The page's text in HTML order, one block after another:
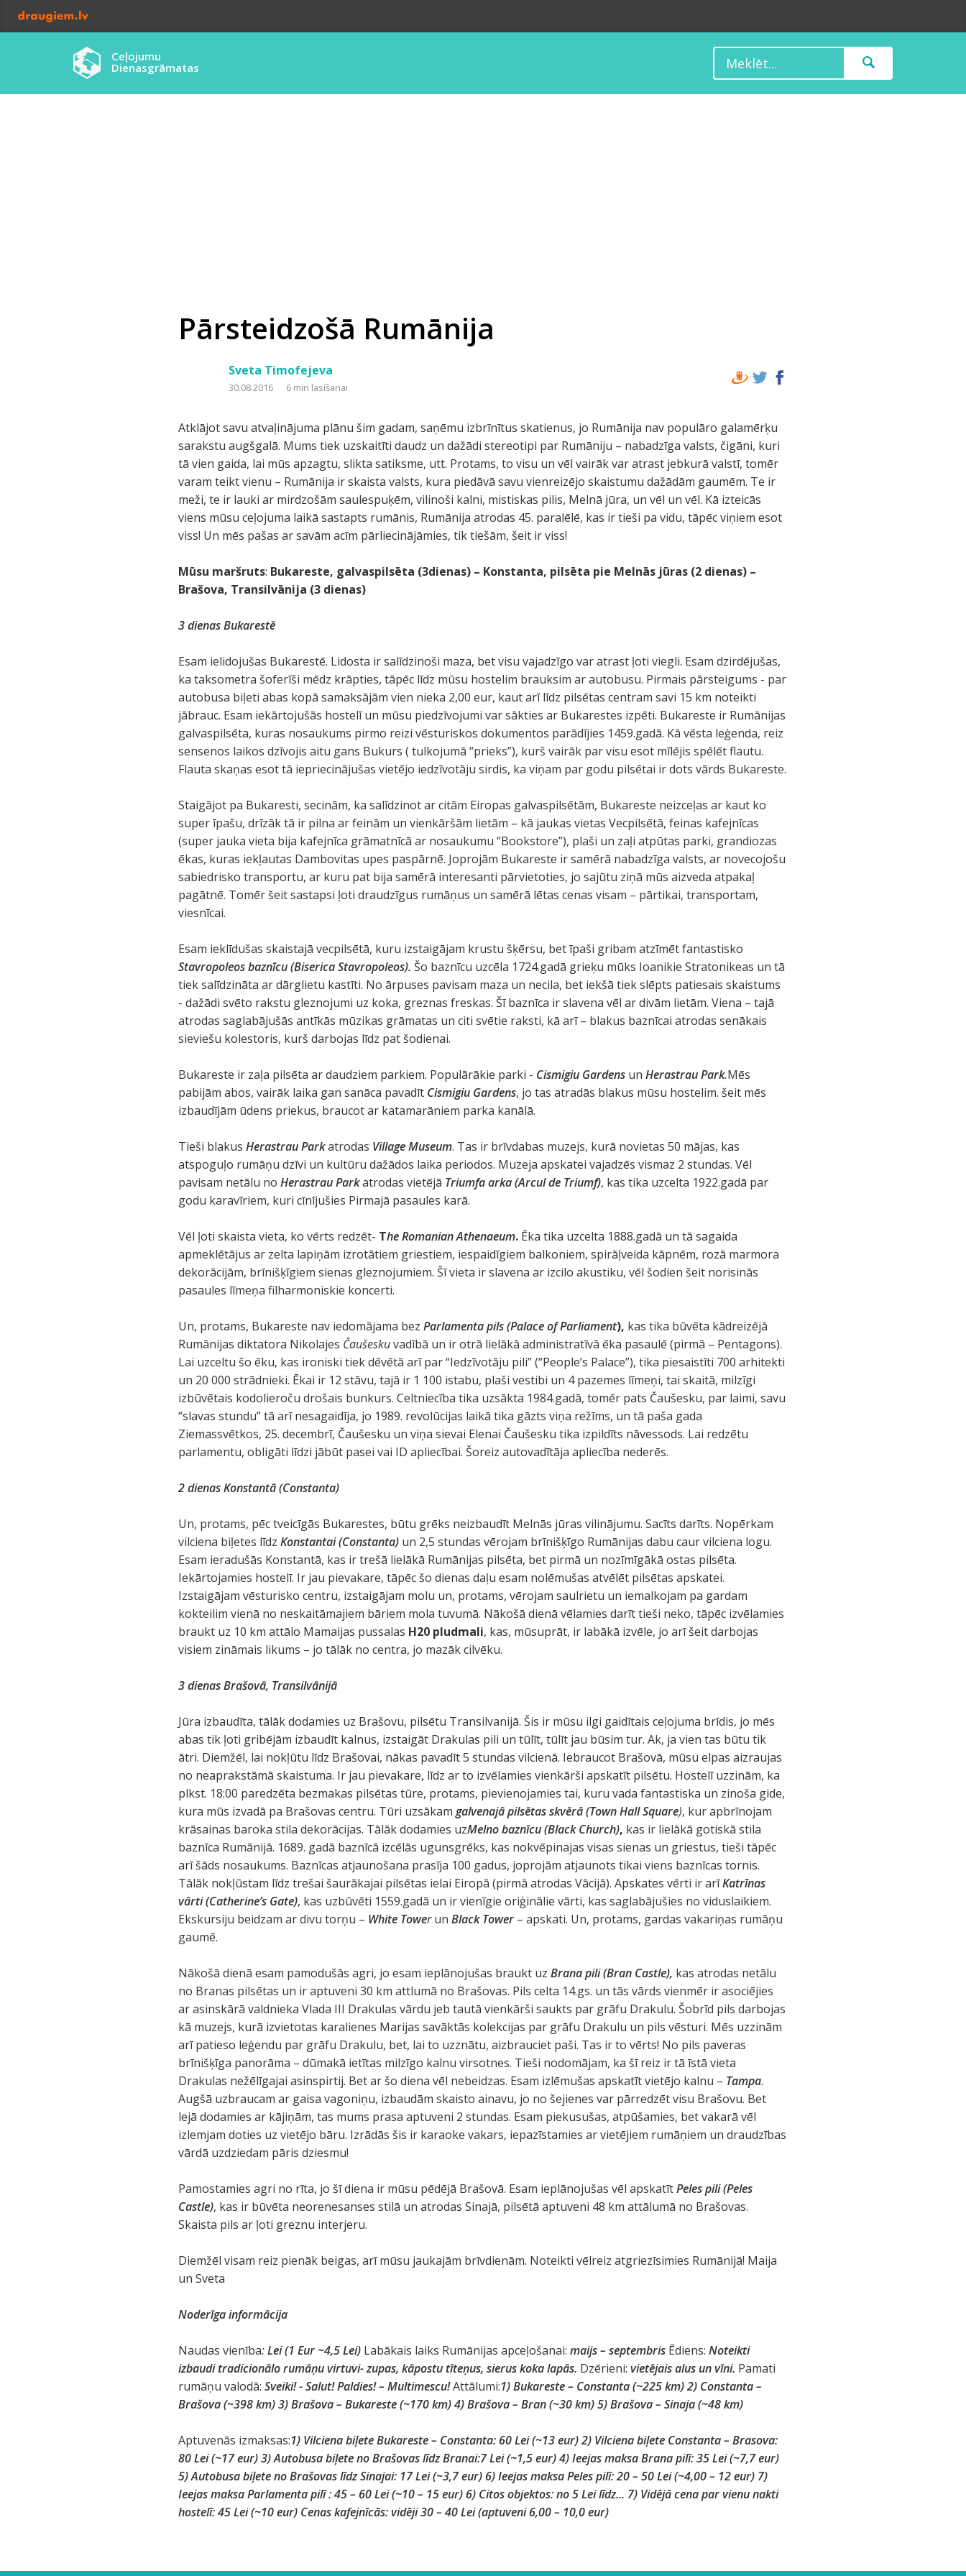
Ceļojumu
Dienasgrāmatas
Pārsteidzošā Rumānija
Sveta Timofejeva
30.08.2016 6 min lasīšanai
Atklājot savu atvaļinājuma plānu šim gadam, saņēmu izbrīnītus skatienus, jo Rumānija nav populāro galamērķu
sarakstu augšgalā. Mums tiek uzskaitīti daudz un dažādi stereotipi par Rumāniju – nabadzīga valsts, čigāni, kuri
tā vien gaida, lai mūs apzagtu, slikta satiksme, utt. Protams, to visu un vēl vairāk var atrast jebkurā valstī, tomēr
varam teikt vienu – Rumānija ir skaista valsts, kura piedāvā savu vienreizējo skaistumu dažādām gaumēm. Te ir
meži, te ir lauki ar mirdzošām saulespuķēm, vilinoši kalni, mistiskas pilis, Melnā jūra, un vēl un vēl. Kā izteicās
viens mūsu ceļojuma laikā sastapts rumānis, Rumānija atrodas 45. paralēlē, kas ir tieši pa vidu, tāpēc viņiem esot
viss! Un mēs pašas ar savām acīm pārliecinājāmies, tik tiešām, šeit ir viss!
Mūsu maršruts: Bukareste, galvaspilsēta (3dienas) – Konstanta, pilsēta pie Melnās jūras (2 dienas) –
Brašova, Transilvānija (3 dienas)
3dienasBukarestē
Esam ielidojušas Bukarestē. Lidosta ir salīdzinoši maza, bet visu vajadzīgo var atrast ļoti viegli. Esam dzirdējušas,
ka taksometra šoferīši mēdz krāpties, tāpēc līdz mūsu hostelim brauksim ar autobusu. Pirmais pārsteigums - par
autobusa biļeti abas kopā samaksājām vien nieka 2,00 eur, kaut arī līdz pilsētas centram savi 15 km noteikti
jābrauc. Esam iekārtojušās hostelī un mūsu piedzīvojumi var sākties ar Bukarestes izpēti. Bukareste ir Rumānijas
galvaspilsēta, kuras nosaukums pirmo reizi vēsturiskos dokumentos parādījies 1459.gadā. Kā vēsta leģenda, reiz
sensenos laikos dzīvojis aitu gans Bukurs ( tulkojumā “prieks”), kurš vairāk par visu esot mīlējis spēlēt flautu.
Flauta skaņas esot tā iepriecinājušas vietējo iedzīvotāju sirdis, ka viņam par godu pilsētai ir dots vārds Bukareste.
Staigājot pa Bukaresti, secinām, ka salīdzinot ar citām Eiropas galvaspilsētām, Bukareste neizceļas ar kaut ko
super īpašu, drīzāk tā ir pilna ar feinām un vienkāršām lietām – kā jaukas vietas Vecpilsētā, feinas kafejnīcas
(super jauka vieta bija kafejnīca grāmatnīcā ar nosaukumu “Bookstore”), plaši un zaļi atpūtas parki, grandiozas
ēkas, kuras iekļautas Dambovitas upes paspārnē. Joprojām Bukareste ir samērā nabadzīga valsts, ar novecojošu
sabiedrisko transportu, ar kuru pat bija samērā interesanti pārvietoties, jo sajūtu ziņā mūs aizveda atpakaļ
pagātnē. Tomēr šeit sastapsi ļoti draudzīgus rumāņus un samērā lētas cenas visam – pārtikai, transportam,
viesnīcai.
Esam ieklīdušas skaistajā vecpilsētā, kuru izstaigājam krustu šķērsu, bet īpaši gribam atzīmēt fantastisko
Stavropoleos baznīcu (Biserica Stavropoleos). Šo baznīcu uzcēla 1724.gadā grieķu mūks Ioanikie Stratonikeas un tā
tiek salīdzināta ar dārglietu kastīti. No ārpuses pavisam maza un necila, bet iekšā tiek slēpts patiesais skaistums
- dažādi svēto rakstu gleznojumi uz koka, greznas freskas. Šī baznīca ir slavena vēl ar divām lietām. Viena – tajā
atrodas saglabājušās antīkās mūzikas grāmatas un citi svētie raksti, kā arī – blakus baznīcai atrodas senākais
sieviešu kolestoris, kurš darbojas līdz pat šodienai.
Bukareste ir zaļa pilsēta ar daudziem parkiem. Populārākie parki - Cismigiu Gardens un Herastrau Park.Mēs
pabijām abos, vairāk laika gan sanāca pavadīt Cismigiu Gardens, jo tas atradās blakus mūsu hostelim. šeit mēs
izbaudījām ūdens priekus, braucot ar katamarāniem parka kanālā.
Tieši blakusHerastrau Parkatrodas Village Museum. Tas ir brīvdabas muzejs, kurā novietas 50 mājas, kas
atspoguļo rumāņu dzīvi un kultūru dažādos laika periodos. Muzeja apskatei vajadzēs vismaz 2 stundas. Vēl
pavisam netālu noHerastrau Parkatrodas vietējā Triumfa arka (Arcul de Triumf), kas tika uzcelta 1922.gadā par
godu karavīriem, kuri cīnījušies Pirmajā pasaules karā.
Vēl ļoti skaista vieta, ko vērts redzēt- The Romanian Athenaeum. Ēka tika uzcelta 1888.gadā un tā sagaida
apmeklētājus ar zelta lapiņām izrotātiem griestiem, iespaidīgiem balkoniem, spirāļveida kāpnēm, rozā marmora
dekorācijām, brīnišķīgiem sienas gleznojumiem. Šī vieta ir slavena ar izcilo akustiku, vēl šodien šeit norisinās
pasaules līmeņa filharmoniskie koncerti.
Un, protams, Bukareste nav iedomājama bezParlamenta pils (Palace of Parliament), kas tika būvēta kādreizējā
Rumānijas diktatora Nikolajes Čaušeskuvadībā un ir otrā lielākā administratīvā ēka pasaulē (pirmā – Pentagons).
Lai uzceltu šo ēku, kas ironiski tiek dēvētā arī par “Iedzīvotāju pili” (“People’s Palace”), tika piesaistīti 700 arhitekti
un 20 000 strādnieki. Ēkai ir 12 stāvu, tajā ir 1 100 istabu, plaši vestibi un 4 pazemes līmeņi, tai skaitā, milzīgi
izbūvētais kodolieroču drošais bunkurs. Celtniecība tika uzsākta 1984.gadā, tomēr pats Čaušesku, par laimi, savu
“slavas stundu” tā arī nesagaidīja, jo 1989. revolūcijas laikā tika gāzts viņa režīms, un tā paša gada
Ziemassvētkos, 25. decembrī, Čaušesku un viņa sievai Elenai Čaušesku tika izpildīts nāvessods. Lai redzētu
parlamentu, obligāti līdzi jābūt pasei vai ID apliecībai. Šoreiz autovadītāja apliecība nederēs.
2 dienas Konstantā (Constanta)
Un, protams, pēc tveicīgās Bukarestes, būtu grēks neizbaudīt Melnās jūras vilinājumu. Sacīts darīts. Nopērkam
vilciena biļetes līdzKonstantai (Constanta) un 2,5 stundas vērojam brīnišķīgo Rumānijas dabu caur vilciena logu.
Esam ieradušās Konstantā, kas ir trešā lielākā Rumānijas pilsēta, bet pirmā un nozīmīgākā ostas pilsēta.
Iekārtojamies hostelī. Ir jau pievakare, tāpēc šo dienas daļu esam nolēmušas atvēlēt pilsētas apskatei.
Izstaigājam vēsturisko centru, izstaigājam molu un, protams, vērojam saulrietu un iemalkojam pa gardam
kokteilim vienā no neskaitāmajiem bāriem mola tuvumā. Nākošā dienā vēlamies darīt tieši neko, tāpēc izvēlamies
braukt uz 10 km attālo Mamaijas pussalas H20 pludmali, kas, mūsuprāt, ir labākā izvēle, jo arī šeit darbojas
visiem zināmais likums – jo tālāk no centra, jo mazāk cilvēku.
3 dienas Brašovā, Transilvānijā
Jūra izbaudīta, tālāk dodamies uz Brašovu, pilsētu Transilvanijā. Šis ir mūsu ilgi gaidītais ceļojuma brīdis, jo mēs
abas tik ļoti gribējām izbaudīt kalnus, izstaigāt Drakulas pili un tūlīt, tūlīt jau būsim tur. Ak, ja vien tas būtu tik
ātri. Diemžēl, lai nokļūtu līdz Brašovai, nākas pavadīt 5 stundas vilcienā. Iebraucot Brašovā, mūsu elpas aizraujas
no neaprakstāmā skaistuma. Ir jau pievakare, līdz ar to izvēlamies vienkārši apskatīt pilsētu. Hostelī uzzinām, ka
plkst. 18:00 paredzēta bezmakas pilsētas tūre, protams, pievienojamies tai, kuru vada fantastiska un zinoša gide,
kura mūs izvadā pa Brašovas centru. Tūri uzsākamgalvenajā pilsētas skvērā (Town Hall Square), kur apbrīnojam
krāsainas baroka stila dekorācijas. Tālāk dodamies uzMelno baznīcu (Black Church), kas ir lielākā gotiskā stila
baznīca Rumānijā. 1689. gadā baznīcā izcēlās ugunsgrēks, kas nokvēpinajas visas sienas un griestus, tieši tāpēc
arī šāds nosaukums. Baznīcas atjaunošana prasīja 100 gadus, joprojām atjaunots tikai viens baznīcas tornis.
Tālāk nokļūstam līdz trešai šaurākajai pilsētas ielai Eiropā (pirmā atrodas Vācijā). Apskates vērti ir arīKatrīnas
vārti (Catherine’s Gate), kas uzbūvēti 1559.gadā un ir vienīgie oriģinālie vārti, kas saglabājušies no viduslaikiem.
Ekskursiju beidzam ar divu torņu – White Towerun Black Tower – apskati. Un, protams, gardas vakariņas rumāņu
gaumē.
Nākošā dienā esam pamodušās agri, jo esam ieplānojušas braukt uzBranapili (Bran Castle), kas atrodas netālu
no Branas pilsētas un ir aptuveni 30 km attlumā no Brašovas. Pils celta 14.gs. un tās vārds vienmēr ir asociējies
ar asinskārā valdnieka Vlada III Drakulas vārdu jeb tautā vienkārši saukts par grāfu Drakulu. Šobrīd pils darbojas
kā muzejs, kurā izvietotas karalienes Marijas savāktās kolekcijas par grāfu Drakulu un pils vēsturi. Mēs uzzinām
arī patieso leģendu par grāfu Drakulu, bet, lai to uzznātu, aizbrauciet paši. Tas ir to vērts! No pils paveras
brīnišķīga panorāma – dūmakā ietītas milzīgo kalnu virsotnes. Tieši nodomājam, ka šī reiz ir tā īstā vieta
Drakulas nežēlīgajai asinspirtij. Bet ar šo diena vēl nebeidzas. Esam izlēmušas apskatīt vietējo kalnu – Tampa.
Augšā uzbraucam ar gaisa vagoniņu, izbaudām skaisto ainavu, jo no šejienes var pārredzēt visu Brašovu. Bet
lejā dodamies ar kājiņām, tas mums prasa aptuveni 2 stundas. Esam piekusušas, atpūšamies, bet vakarā vēl
izlemjam doties uz vietējo bāru. Izrādās šis ir karaoke vakars, iepazīstamies ar vietējiem rumāņiem un draudzības
vārdā uzdziedam pāris dziesmu!
Pamostamies agri no rīta, jo šī diena ir mūsu pēdējā Brašovā. Esam ieplānojušas vēl apskatītPelespili (Peles
Castle), kas ir būvēta neorenesanses stilā un atrodas Sinajā, pilsētā aptuveni 48 km attālumā no Brašovas.
Skaista pils ar ļoti greznu interjeru.
Diemžēl visam reiz pienāk beigas, arī mūsu jaukajām brīvdienām. Noteikti vēlreiz atgriezīsimies Rumānijā! Maija
un Sveta
Noderīga informācija
Naudas vienība:Lei (1 Eur ~4,5 Lei) Labākais laiks Rumānijas apceļošanai:maijs – septembris Ēdiens:Noteikti
izbaudi tradicionālo rumāņu virtuvi- zupas, kāpostu tīteņus, sierus koka lapās. Dzērieni:vietējais alus un vīni. Pamati
rumāņu valodā:Sveiki! - Salut!Paldies! – Multimescu!Attālumi:1) Bukareste – Constanta (~225 km) 2) Constanta –
Brašova (~398 km) 3) Brašova – Bukareste (~170 km) 4) Brašova – Bran (~30 km) 5) Brašova – Sinaja (~48 km)
Aptuvenās izmaksas:1) Vilciena biļete Bukareste – Constanta: 60 Lei (~13 eur) 2) Vilciena biļete Constanta – Brasova:
80 Lei (~17 eur) 3) Autobusa biļete no Brašovas līdz Branai:7 Lei (~1,5 eur) 4) Ieejas maksa Brana pilī: 35 Lei (~7,7 eur)
5) Autobusa biļete no Brašovas līdz Sinajai: 17 Lei (~3,7 eur) 6) Ieejas maksa Peles pilī: 20 – 50 Lei (~4,00 – 12 eur) 7)
Ieejas maksa Parlamenta pilī : 45 – 60 Lei (~10 – 15 eur) 6) Citos objektos: no 5 Lei līdz... 7) Vidējā cena par vienu nakti
hostelī: 45 Lei (~10 eur) Cenas kafejnīcās:vidēji 30 – 40 Lei (aptuveni 6,00 – 10,0 eur)